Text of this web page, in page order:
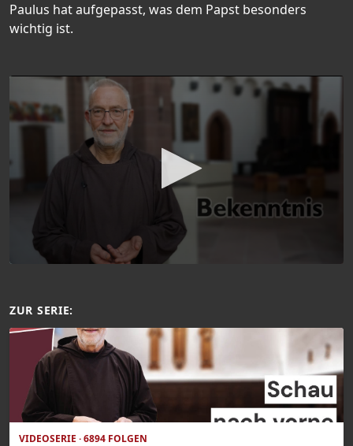
Paulus hat aufgepasst, was dem Papst besonders
wichtig ist.
ZUR SERIE:
VIDEOSERIE · 6894 FOLGEN